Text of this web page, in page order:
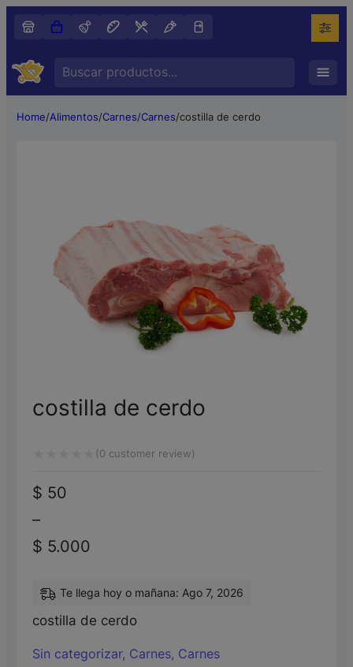
Search
…
Home/Alimentos/Carnes/Carnes/costilla de cerdo
costilla de cerdo
con
0
de
(0 customer review)
$ 50
–
$ 5.000
Te llega hoy o mañana: Ago 7, 2026
costilla de cerdo
Sin categorizar, Carnes, Carnes